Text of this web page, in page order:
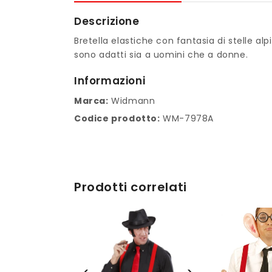
Descrizione
Bretella elastiche con fantasia di stelle
sono adatti sia a uomini che a donne.
Informazioni
Marca: Widmann
Codice prodotto: WM-7978A
Prodotti correlati